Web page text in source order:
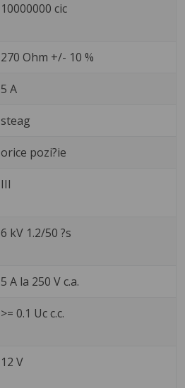
10000000 cic
270 Ohm +/- 10 %
5 A
steag
orice pozi?ie
III
6 kV 1.2/50 ?s
5 A la 250 V c.a.
>= 0.1 Uc c.c.
12 V